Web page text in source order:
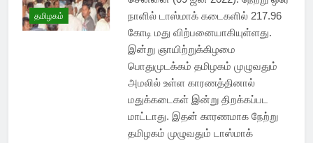
தமிழகம்
நாளில் டாஸ்மாக் கடைகளில் 217.96
கோடி மது விற்பனையாகியுள்ளது.
இன்று ஞாயிற்றுக்கிழமை
பொதுமுடக்கம் தமிழகம் முழுவதும்
அமலில் உள்ள காரணத்தினால்
மதுக்கடைகள் இன்று திறக்கப்பட
மாட்டாது. இதன் காரணமாக நேற்று
தமிழகம் முழுவதும் டாஸ்மாக்